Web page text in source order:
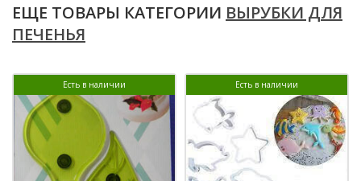
ЕЩЕ ТОВАРЫ КАТЕГОРИИ ВЫРУБКИ ДЛЯ
ПЕЧЕНЬЯ
Есть в наличии Есть в наличии